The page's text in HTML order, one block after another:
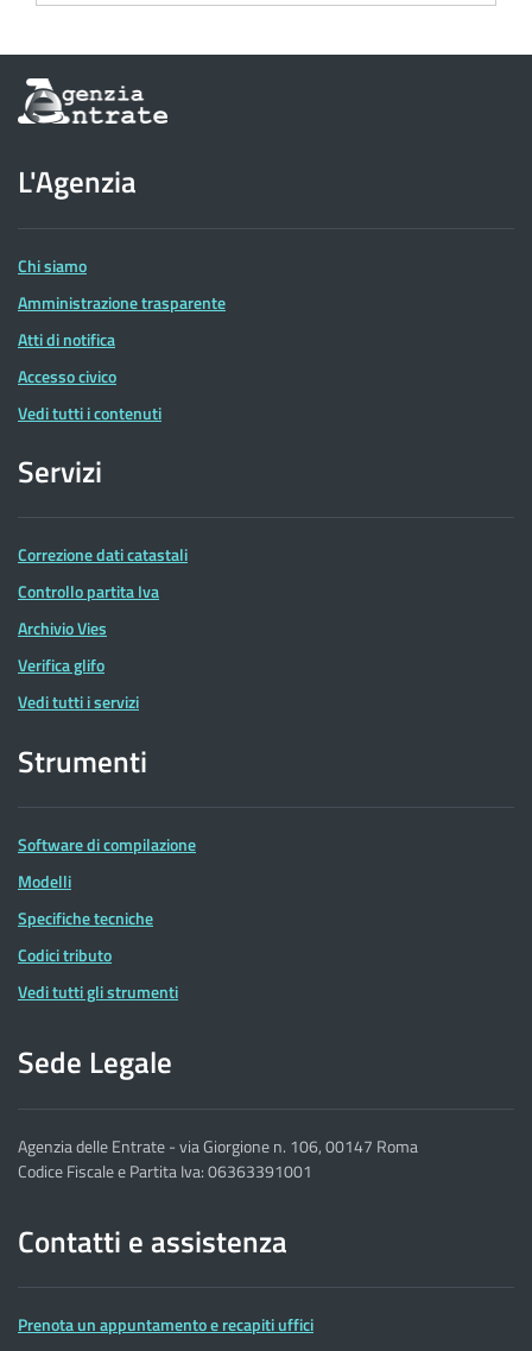
Informazioni
sul
dell'Agenzia
delle
Entrate
L'Agenzia
Chi siamo
Amministrazione trasparente
Atti di notifica
Accesso civico
Vedi tutti i contenuti
Servizi
Correzione dati catastali
Controllo partita Iva
Archivio Vies
Verifica glifo
Vedi tutti i servizi
Strumenti
Software di compilazione
Modelli
Specifiche tecniche
Codici tributo
Vedi tutti gli strumenti
Sede Legale
Agenzia delle Entrate - via Giorgione n. 106, 00147 Roma
Codice Fiscale e Partita Iva: 06363391001
Contatti e assistenza
Prenota un appuntamento e recapiti uffici